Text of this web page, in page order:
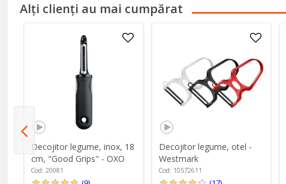
Alți clienți au mai cumpărat
Decojitor legume, inox, 18
cm, "Good Grips" - OXO
Cod: 20081
Decojitor legume, otel -
Westmark
Cod: 10572611